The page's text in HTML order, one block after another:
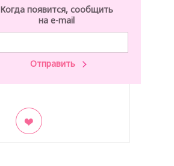
Когда появится, сообщить
на e-mail